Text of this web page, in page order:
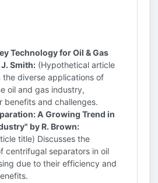
Technology for Oil & Gas
Smith: (Hypothetical article
the diverse applications of
oil and gas industry,
benefits and challenges.
A Growing Trend in
by R. Brown:
title) Discusses the
centrifugal separators in oil
due to their efficiency and